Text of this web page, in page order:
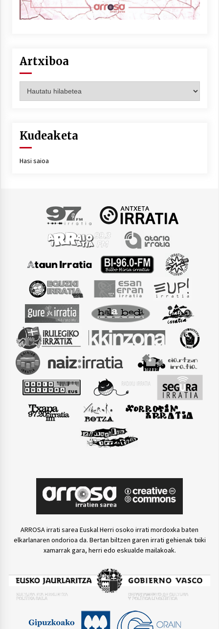
Artxiboa
Kudeaketa
Hasi saioa
ARROSA irrati sarea Euskal Herri osoko irrati mordoxka baten
elkarlanaren ondorioa da. Bertan biltzen garen irrati gehienak txiki
xamarrak gara, herri edo eskualde mailakoak.